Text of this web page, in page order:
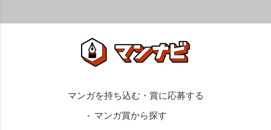
マンガ賞から探す